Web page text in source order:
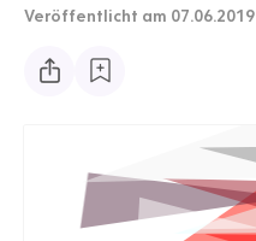
Veröffentlicht am 07.06.2019